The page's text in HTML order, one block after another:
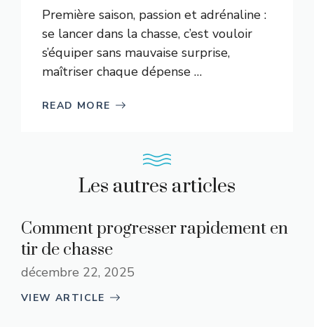
Première saison, passion et adrénaline :
se lancer dans la chasse, c’est vouloir
s’équiper sans mauvaise surprise,
maîtriser chaque dépense …
READ MORE
Les autres articles
Comment progresser rapidement en
tir de chasse
décembre 22, 2025
VIEW ARTICLE